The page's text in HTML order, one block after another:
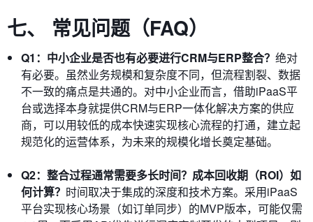
七、 常见问题（FAQ）
Q1：中小企业是否也有必要进行CRM与ERP整合？ 绝对
有必要。虽然业务规模和复杂度不同，但流程割裂、数据
不一致的痛点是共通的。对中小企业而言，借助iPaaS平
台或选择本身就提供CRM与ERP一体化解决方案的供应
商，可以用较低的成本快速实现核心流程的打通，建立起
规范化的运营体系，为未来的规模化增长奠定基础。
Q2：整合过程通常需要多长时间？成本回收期（ROI）如
何计算？ 时间取决于集成的深度和技术方案。采用iPaaS
平台实现核心场景（如订单同步）的MVP版本，可能仅需